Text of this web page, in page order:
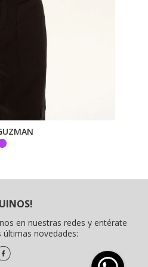
en nuestras redes y entérate
últimas novedades: